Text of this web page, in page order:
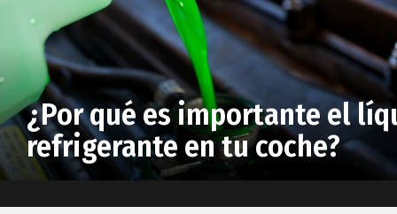
¿Por qué es importante el
refrigerante en tu coche?